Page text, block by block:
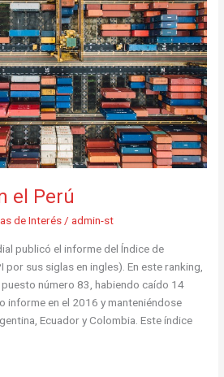
el Perú
de Interés/admin-st
publicó el informe del Índice de
sus siglas en ingles). En este ranking,
puesto número 83, habiendo caído 14
informe en el 2016 y manteniéndose
Ecuador y Colombia. Este índice